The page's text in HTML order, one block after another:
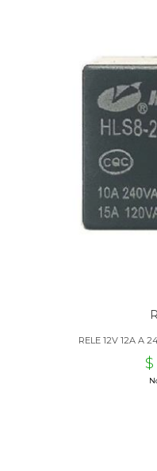
RELE 12V 12A A
$